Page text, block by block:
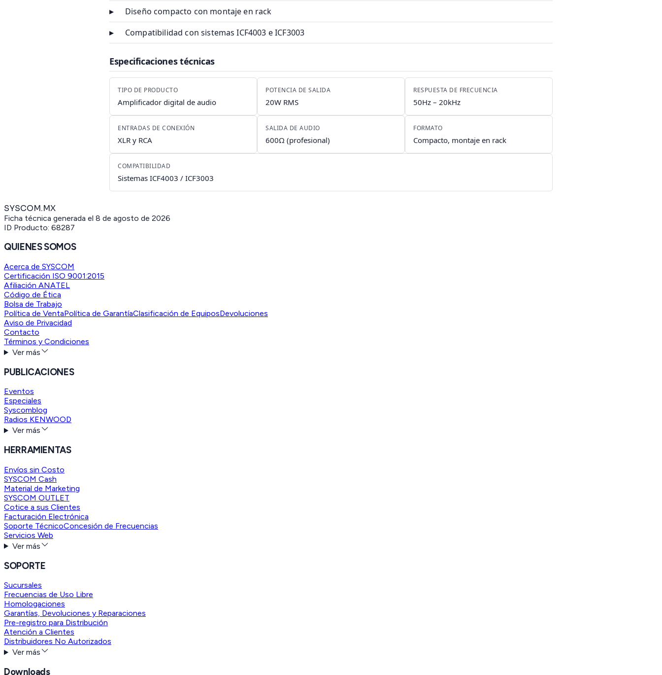
▸
Diseño compacto con montaje en rack
▸
Compatibilidad con sistemas ICF4003 e ICF3003
Especificaciones técnicas
TIPO DE PRODUCTO
Amplificador digital de audio
POTENCIA DE SALIDA
20W RMS
RESPUESTA DE FRECUENCIA
50Hz – 20kHz
ENTRADAS DE CONEXIÓN
XLR y RCA
SALIDA DE AUDIO
600Ω (profesional)
FORMATO
Compacto, montaje en rack
COMPATIBILIDAD
Sistemas ICF4003 / ICF3003
SYSCOM.MX
Ficha técnica generada el 8 de agosto de 2026
ID Producto: 68287
QUIENES SOMOS
Acerca de SYSCOM
Certificación ISO 9001:2015
Afiliación ANATEL
Código de Ética
Bolsa de Trabajo
Política de VentaPolítica de GarantíaClasificación de EquiposDevoluciones
Aviso de Privacidad
Contacto
Términos y Condiciones
Ver más
PUBLICACIONES
Eventos
Especiales
Syscomblog
Radios KENWOOD
Ver más
HERRAMIENTAS
Envíos sin Costo
SYSCOM Cash
Material de Marketing
SYSCOM OUTLET
Cotice a sus Clientes
Facturación Electrónica
Soporte TécnicoConcesión de Frecuencias
Servicios Web
Ver más
SOPORTE
Sucursales
Frecuencias de Uso Libre
Homologaciones
Garantías, Devoluciones y Reparaciones
Pre-registro para Distribución
Atención a Clientes
Distribuidores No Autorizados
Ver más
Downloads